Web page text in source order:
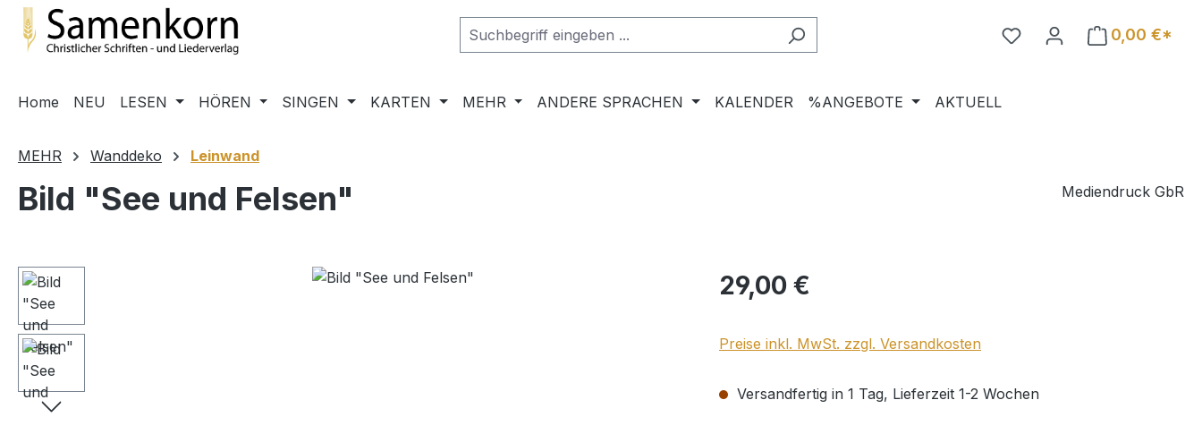
Hauptinhalt springen
Zur Suche springen
Zur Hauptnavigation springen
0,00 €*
Home NEU LESEN HÖREN SINGEN KARTEN MEHR ANDERE SPRACHEN KALENDER %ANGEBOTE AKTUELL
MEHR Wanddeko Leinwand
Bild "See und Felsen" Mediendruck GbR
Bildergalerie überspringen Regulärer Preis:
29,00 €
Preise inkl. MwSt. zzgl. Versandkosten
Versandfertig in 1 Tag, Lieferzeit 1-2 Wochen